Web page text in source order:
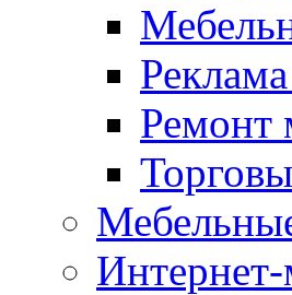
Ремонт